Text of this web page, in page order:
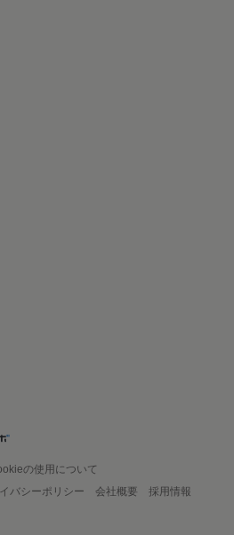
の使用について
バシーポリシー 会社概要
採用情報